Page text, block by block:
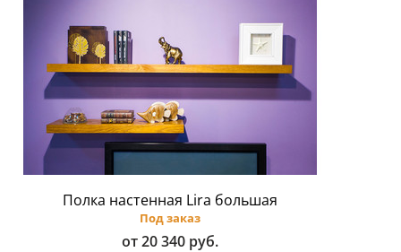
Полка настенная Lira большая
Под заказ
от 20 340 руб.